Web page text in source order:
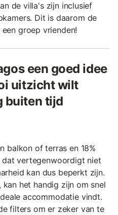
de villa's zijn inclusief
Dit is daarom de
groep vrienden!
een goed idee
uitzicht wilt
buiten tijd
balkon of terras en 18%
vertegenwoordigt niet
kan dus beperkt zijn.
het handig zijn om snel
accommodatie vindt.
filters om er zeker van te